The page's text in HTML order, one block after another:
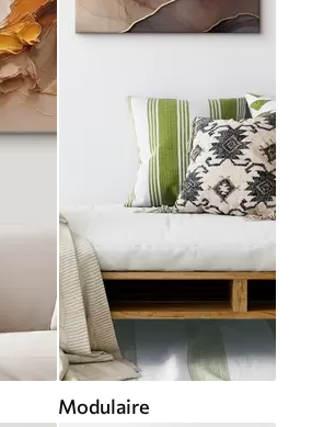
Modulaire